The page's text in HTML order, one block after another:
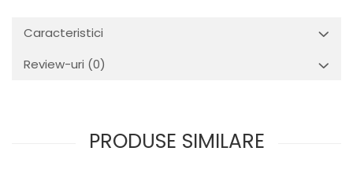
Caracteristici
Review-uri (0)
PRODUSE SIMILARE